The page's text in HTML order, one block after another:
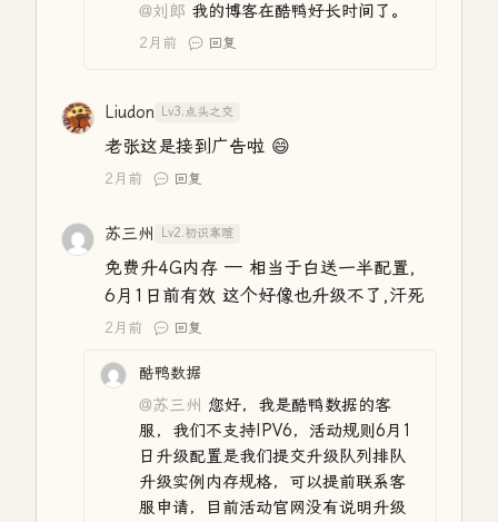
@刘郎 我的博客在酷鸭好长时间了。
2月前 回复
Liudon Lv3.点头之交
老张这是接到广告啦 😄
2月前 回复
苏三州 Lv2.初识寒暄
免费升4G内存 — 相当于白送一半配置，
6月1日前有效 这个好像也升级不了,汗死
2月前 回复
酷鸭数据
@苏三州 您好，我是酷鸭数据的客
服，我们不支持IPV6，活动规则6月1
日升级配置是我们提交升级队列排队
升级实例内存规格，可以提前联系客
服申请，目前活动官网没有说明升级